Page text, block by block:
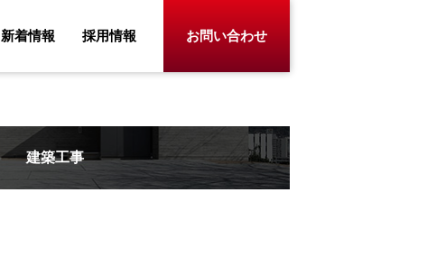
新着情報 採用情報 お問い合わせ
建築工事